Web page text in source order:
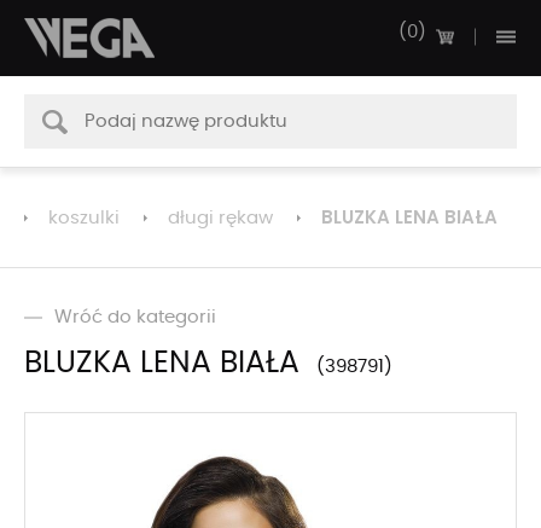
0
koszulki długi rękaw BLUZKA LENA BIAŁA
Wróć do kategorii
BLUZKA LENA BIAŁA 398791